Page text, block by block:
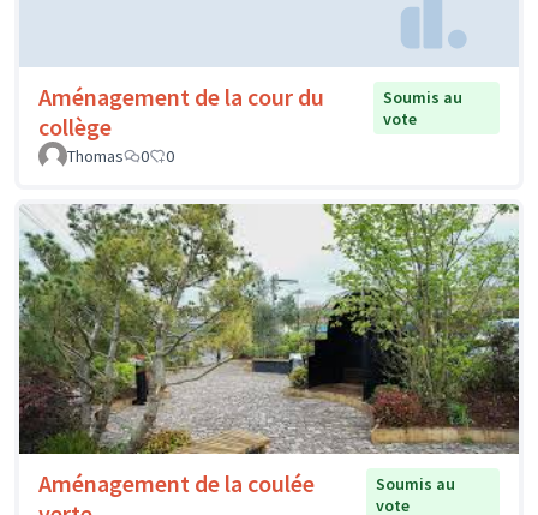
Aménagement de la cour du
collège
Soumis au
vote
Thomas
0 0
Aménagement de la coulée
Soumis au
vote